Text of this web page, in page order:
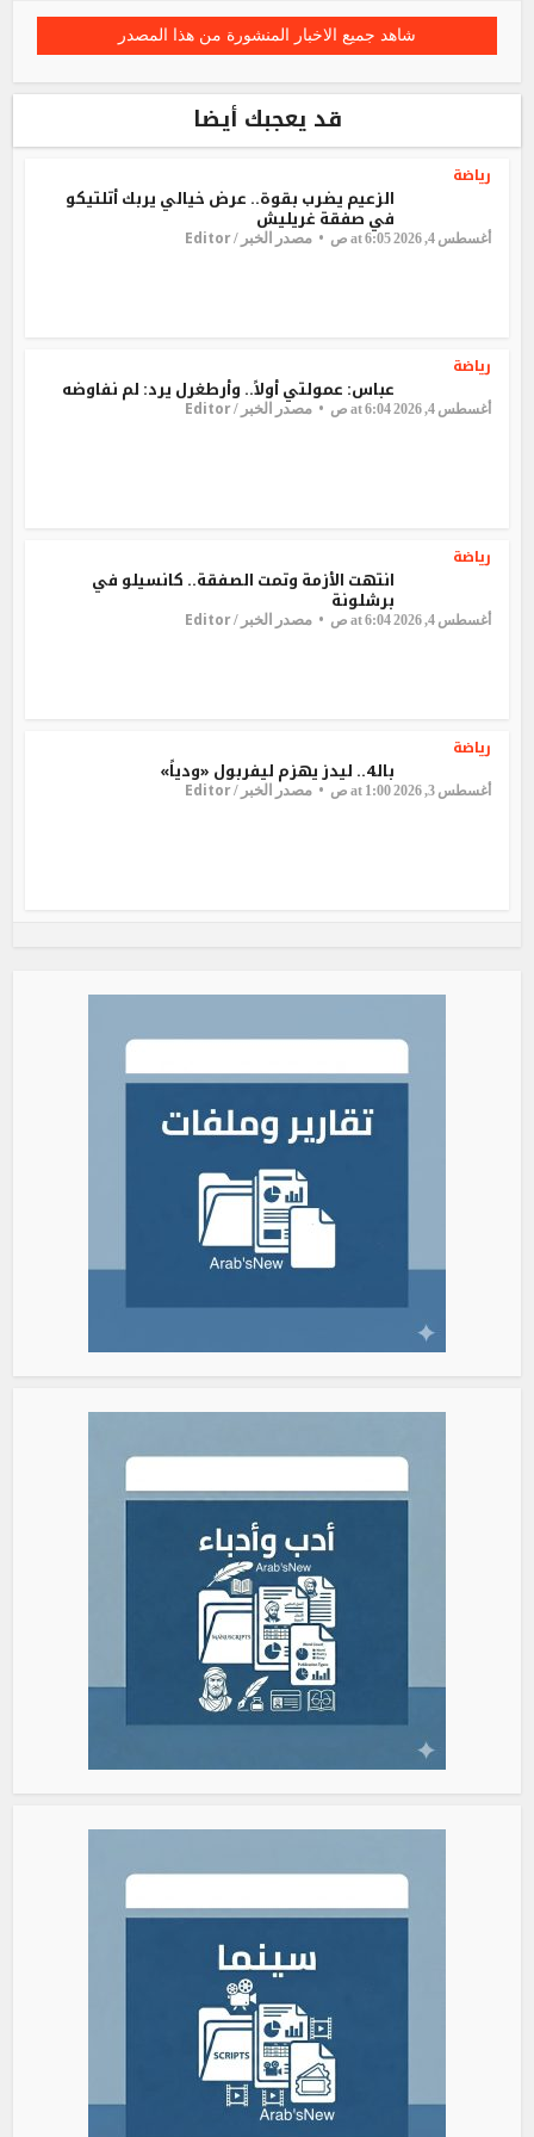
شاهد جميع الاخبار المنشورة من هذا المصدر
قد يعجبك أيضا
رياضة
الزعيم يضرب بقوة.. عرض خيالي يربك أتلتيكو
في صفقة غريليش
أغسطس 4, 2026 at 6:05 ص مصدر الخبر /Editor
رياضة
عباس: عمولتي أولاً.. وأرطغرل يرد: لم نفاوضه
أغسطس 4, 2026 at 6:04 ص مصدر الخبر /Editor
رياضة
انتهت الأزمة وتمت الصفقة.. كانسيلو في
برشلونة
أغسطس 4, 2026 at 6:04 ص مصدر الخبر /Editor
رياضة
بالـ4.. ليدز يهزم ليفربول «ودياً»
أغسطس 3, 2026 at 1:00 ص مصدر الخبر /Editor